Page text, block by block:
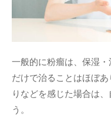
一般的に粉瘤は、保湿
だけで治ることはほぼ
りなどを感じた場合は
う。